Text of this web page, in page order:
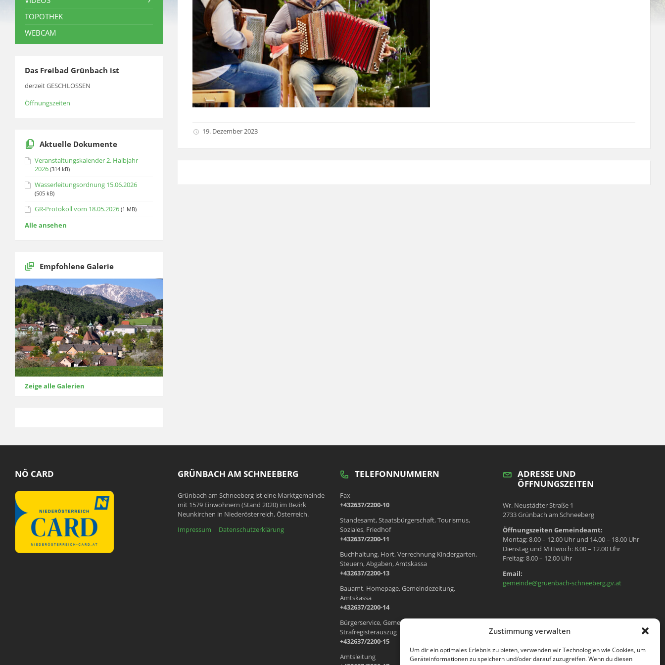
Zustimmung verwalten
Um dir ein optimales Erlebnis zu bieten, verwenden wir Technologien wie Cookies, um
Geräteinformationen zu speichern und/oder darauf zuzugreifen. Wenn du diesen
19. Dezember 2023
TOPOTHEK
WEBCAM
Das Freibad Grünbach ist
derzeit GESCHLOSSEN
Öffnungszeiten
Aktuelle Dokumente
Veranstaltungskalender 2. Halbjahr
2026 (314 kB)
Wasserleitungsordnung 15.06.2026
(505 kB)
GR-Protokoll vom 18.05.2026 (1 MB)
Alle ansehen
Empfohlene Galerie
Zeige alle Galerien
NÖ CARD GRÜNBACH AM SCHNEEBERG
Grünbach am Schneeberg ist eine Marktgemeinde
mit 1579 Einwohnern (Stand 2020) im Bezirk
Neunkirchen in Niederösterreich, Österreich.
Impressum
Datenschutzerklärung
TELEFONNUMMERN
Fax
+432637/2200-10
Standesamt, Staatsbürgerschaft, Tourismus,
Soziales, Friedhof
+432637/2200-11
Buchhaltung, Hort, Verrechnung Kindergarten,
Steuern, Abgaben, Amtskassa
+432637/2200-13
Bauamt, Homepage, Gemeindezeitung,
Amtskassa
+432637/2200-14
Bürgerservice, Gemeindewohnungen, Meldeamt,
Strafregisterauszug
+432637/2200-15
Amtsleitung
ADRESSE UND
ÖFFNUNGSZEITEN
Wr. Neustädter Straße 1
2733 Grünbach am Schneeberg
Öffnungszeiten Gemeindeamt:
Montag: 8.00 – 12.00 Uhr und 14.00 – 18.00 Uhr
Dienstag und Mittwoch: 8.00 – 12.00 Uhr
Freitag: 8.00 – 12.00 Uhr
Email:
gemeinde@gruenbach-schneeberg.gv.at